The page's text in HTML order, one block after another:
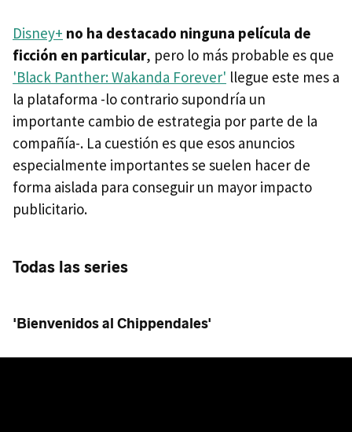
Disney+ no ha destacado ninguna película de
ficción en particular, pero lo más probable es que
'Black Panther: Wakanda Forever' llegue este mes a
la plataforma -lo contrario supondría un
importante cambio de estrategia por parte de la
compañía-. La cuestión es que esos anuncios
especialmente importantes se suelen hacer de
forma aislada para conseguir un mayor impacto
publicitario.
Todas las series
'Bienvenidos al Chippendales'